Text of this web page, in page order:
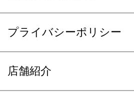
プライバシーポリシー
店舗紹介